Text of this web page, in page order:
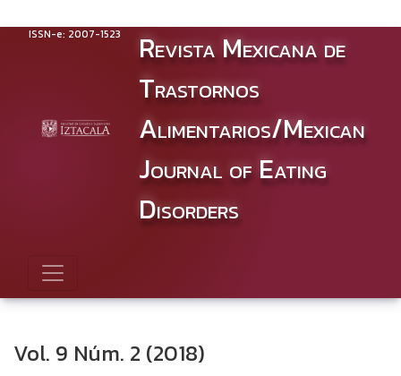
ISSN-e: 2007-1523
Vol. 9 Núm. 2 (2018): JULIO - DICIEMBRE
Revista Mexicana de
Trastornos
Alimentarios/Mexican
Journal of Eating
Disorders
Vol. 9 Núm. 2 (2018)